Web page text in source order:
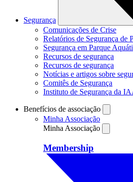
Segurança
Comunicações de Crise
Relatórios de Segurança de
Segurança em Parque
Recursos de segurança
Recursos de segurança
Notícias e artigos sobre
Comitês de Segurança
Instituto de Segurança da
Benefícios de associação
Minha Associação
Minha Associação
Membership